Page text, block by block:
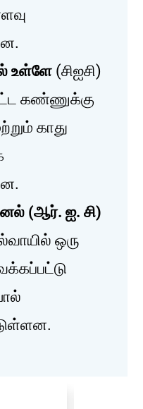
உள்ளே (சிஐசி)
கண்ணுக்கு
காது
(ஆர். ஐ. சி)
ஒரு